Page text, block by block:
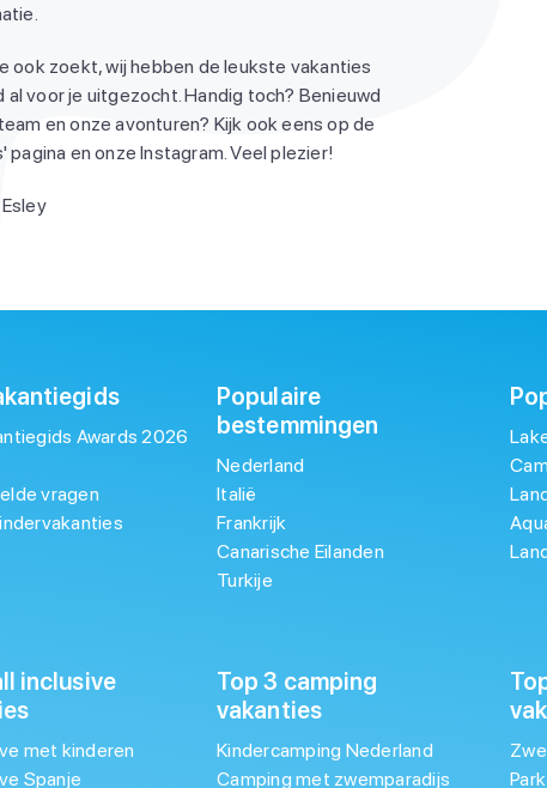
ook zoekt, wij hebben de leukste vakanties
al voor je uitgezocht. Handig toch? Benieuwd
en onze avonturen? Kijk ook eens op de
pagina en onze Instagram. Veel plezier!
Awards 2026
vragen
Populaire
bestemmingen
Nederland
Italië
Frankrijk
Canarische Eilanden
Turkije
inclusive
met kinderen
Spanje
Top 3 camping
vakanties
Kindercamping Nederland
Camping met zwemparadijs